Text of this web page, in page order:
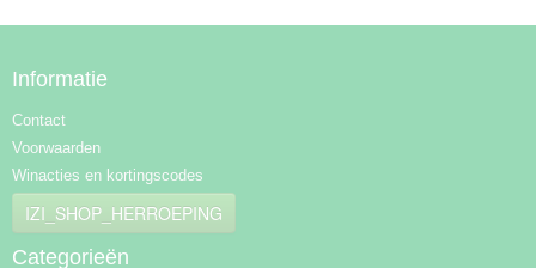
Informatie
Contact
Voorwaarden
Winacties en kortingscodes
IZI_SHOP_HERROEPING
Categorieën